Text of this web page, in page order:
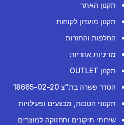
תקנון האתר
תקנון מועדון לקוחות
החלפות והחזרות
מדיניות אחריות
תקנון OUTLET
הסדר פשרה בת"צ 18665-02-20
תקנוני הטבות, מבצעים ופעילויות
שירותי תיקונים ותחזוקה למוצרים